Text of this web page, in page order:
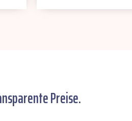
Preise.